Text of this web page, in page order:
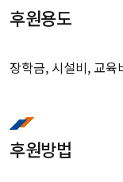
후원용도
장학금, 시설비, 교
후원방법